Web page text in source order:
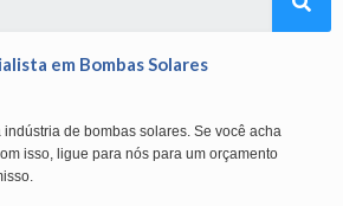
em Bombas Solares
de bombas solares. Se você acha
isso, ligue para nós para um orçamento